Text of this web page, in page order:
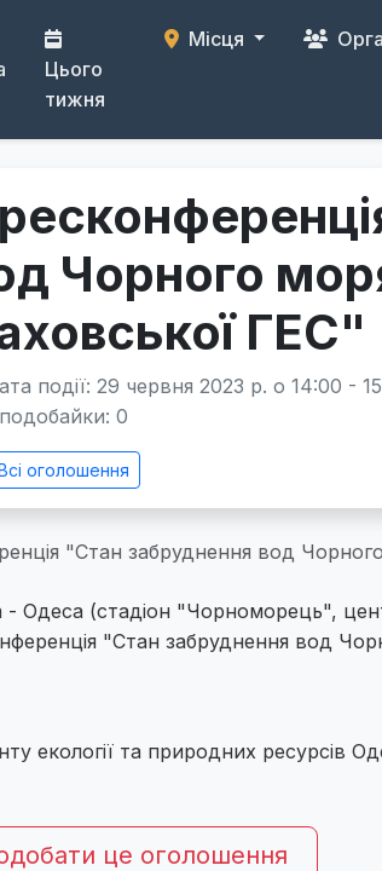
Цього
тижня
Місця
Чорного
ГЕС"
події: 29 червня 2023 р. о 14:00 -
0
оголошення
"Стан забруднення вод
- Одеса (стадіон "Чорноморець",
"Стан забруднення вод
екології та природних ресурсів
це оголошення